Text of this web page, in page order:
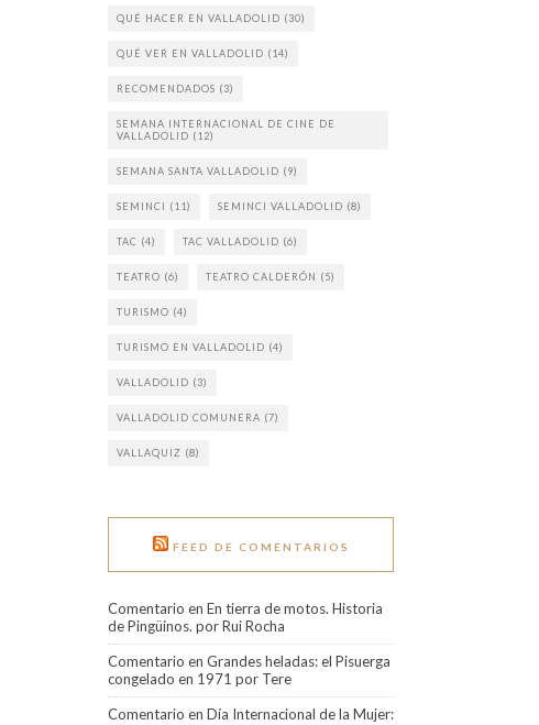
QUÉ HACER EN VALLADOLID (30)
QUÉ VER EN VALLADOLID (14)
RECOMENDADOS (3)
SEMANA INTERNACIONAL DE CINE DE
VALLADOLID (12)
SEMANA SANTA VALLADOLID (9)
SEMINCI (11) SEMINCI VALLADOLID (8)
TAC (4) TAC VALLADOLID (6)
TEATRO (6) TEATRO CALDERÓN (5)
TURISMO (4)
TURISMO EN VALLADOLID (4)
VALLADOLID (3)
VALLADOLID COMUNERA (7)
VALLAQUIZ (8)
FEED DE COMENTARIOS
Comentario en En tierra de motos. Historia
de Pingüinos. por Rui Rocha
Comentario en Grandes heladas: el Pisuerga
congelado en 1971 por Tere
Comentario en Día Internacional de la Mujer: